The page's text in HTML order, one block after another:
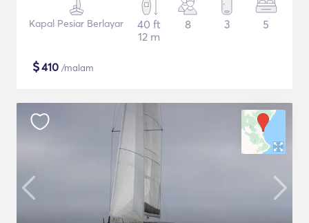
Kapal Pesiar Berlayar
40 ft
12 m
8 3 5
$410 /malam